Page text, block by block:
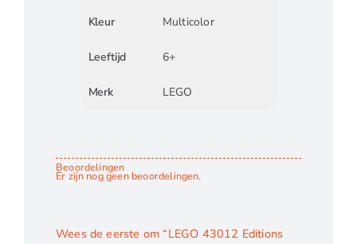
Kleur Multicolor
Leeftijd 6+
Merk LEGO
Beoordelingen
Er zijn nog geen beoordelingen.
Wees de eerste om “LEGO 43012 Editions